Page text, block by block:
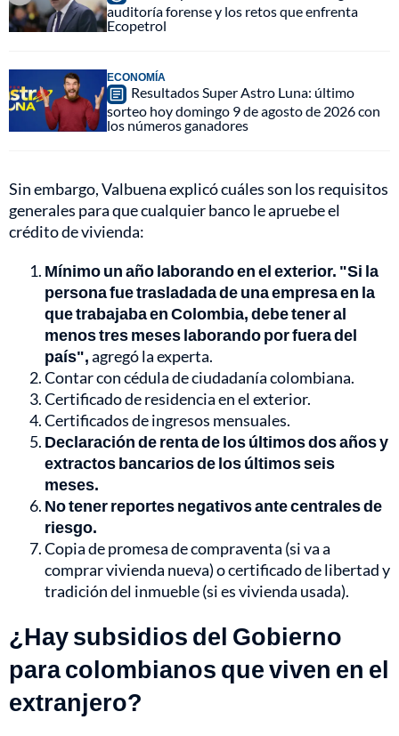
auditoría forense y los retos que enfrenta
Ecopetrol
ECONOMÍA
Resultados Super Astro Luna: último
sorteo hoy domingo 9 de agosto de 2026 con
los números ganadores
Sin embargo, Valbuena explicó cuáles son los requisitos
generales para que cualquier banco le apruebe el
crédito de vivienda:
Mínimo un año laborando en el exterior. "Si la
persona fue trasladada de una empresa en la
que trabajaba en Colombia, debe tener al
menos tres meses laborando por fuera del
país",agregó la experta.
Contar con cédula de ciudadanía colombiana.
Certificado de residencia en el exterior.
Certificados de ingresos mensuales.
Declaración de renta de los últimos dos años y
extractos bancarios de los últimos seis
meses.
No tener reportes negativos ante centrales de
riesgo.
Copia de promesa de compraventa (si va a
comprar vivienda nueva) o certificado de libertad y
tradición del inmueble (si es vivienda usada).
¿Hay subsidios del Gobierno
para colombianos que viven en el
extranjero?